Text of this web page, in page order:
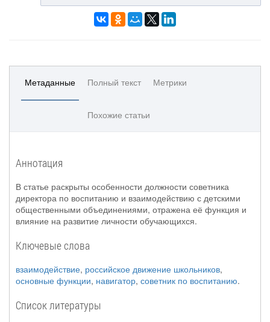
Метаданные Полный текст Метрики
Похожие статьи
Аннотация
В статье раскрыты особенности должности советника
директора по воспитанию и взаимодействию с детскими
общественными объединениями, отражена её функция и
влияние на развитие личности обучающихся.
Ключевые слова
взаимодействие, российское движение школьников,
основные функции, навигатор, советник по воспитанию.
Список литературы